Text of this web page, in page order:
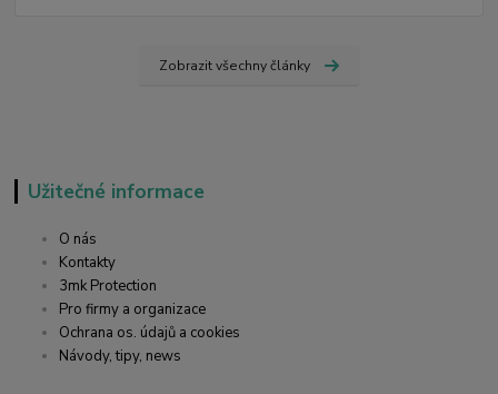
Zobrazit všechny články
Užitečné informace
O nás
Kontakty
3mk Protection
Pro firmy a organizace
Ochrana os. údajů a cookies
Návody, tipy, news